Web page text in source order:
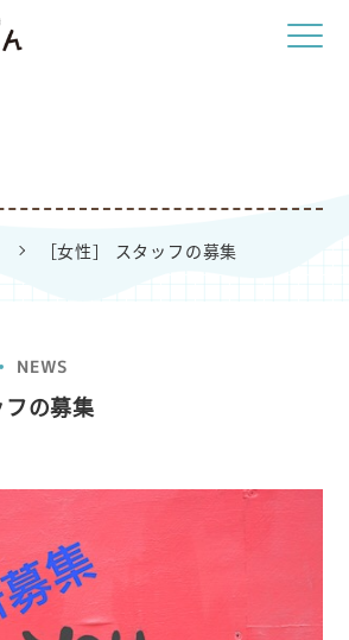
［女性］ スタッフの募集
NEWS
フの募集